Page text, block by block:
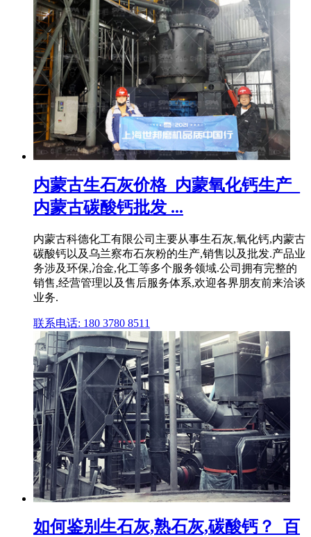
内蒙古生石灰价格_内蒙氧化钙生产_
内蒙古碳酸钙批发 ...
内蒙古科德化工有限公司主要从事生石灰,氧化钙,内蒙古
碳酸钙以及乌兰察布石灰粉的生产,销售以及批发.产品业
务涉及环保,冶金,化工等多个服务领域.公司拥有完整的
销售,经营管理以及售后服务体系,欢迎各界朋友前来洽谈
业务.
联系电话: 180 3780 8511
如何鉴别生石灰,熟石灰,碳酸钙？_百